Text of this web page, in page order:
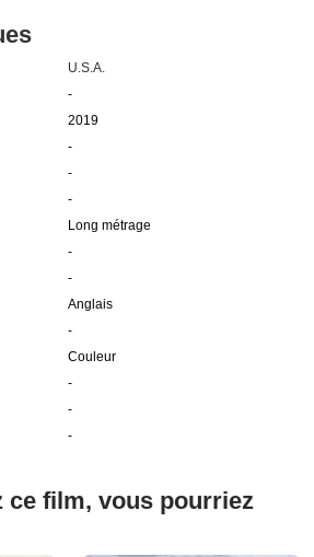
U.S.A.
-
2019
-
-
-
Long métrage
-
-
Anglais
-
Couleur
-
-
-
ce film, vous pourriez